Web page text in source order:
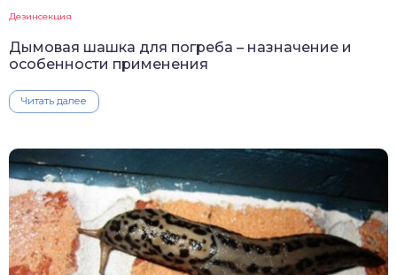
Дезинсекция
Дымовая шашка для погреба – назначение и
особенности применения
Читать далее